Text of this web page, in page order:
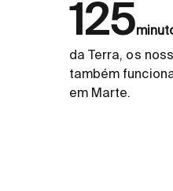
125
da Terra, os
também
em Marte.